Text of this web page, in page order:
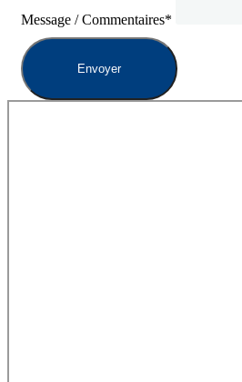
Message / Commentaires*
Envoyer